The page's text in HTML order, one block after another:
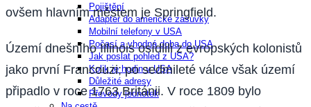
Pojištění
Adaptér do americké zásuvky
Mobilní telefony v USA
Počasí a vhodná doba do USA
Jak poslat pohled z USA?
Kolik je hodin v USA
Důležité adresy
Převody jednotek
ovšem hlavním městem je Springfield.
Území dnešního Illinois osídlili z evropských kolonistů
jako první Francouzi; po sedmileté válce však území
připadlo v roce 1763 Británii. V roce 1809 bylo